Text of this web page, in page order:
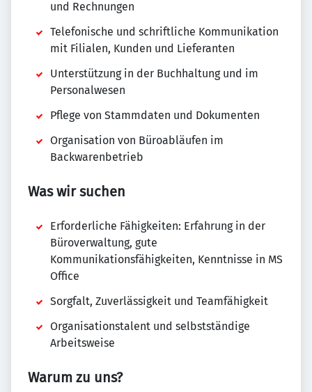
und Rechnungen
Telefonische und schriftliche Kommunikation
mit Filialen, Kunden und Lieferanten
Unterstützung in der Buchhaltung und im
Personalwesen
Pflege von Stammdaten und Dokumenten
Organisation von Büroabläufen im
Backwarenbetrieb
Was wir suchen
Erforderliche Fähigkeiten: Erfahrung in der
Büroverwaltung, gute
Kommunikationsfähigkeiten, Kenntnisse in MS
Office
Sorgfalt, Zuverlässigkeit und Teamfähigkeit
Organisationstalent und selbstständige
Arbeitsweise
Warum zu uns?